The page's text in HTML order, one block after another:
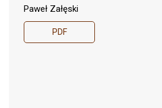
Paweł Załęski
PDF